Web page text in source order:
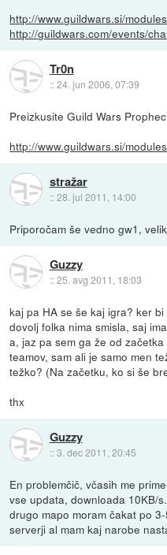
http://www.guildwars.si/
http://guildwars.com/events/
Tr0n
::24. jun 2006, 07:39
Preizkusite Guild Wars
http://www.guildwars.si/
stražar
::28. jul 2011, 14:00
Priporočam še vedno gw1,
Guzzy
::25. avg 2011, 18:03
kaj pa HA se še kaj igra? ker
dovolj folka nima smisla, saj
a, jaz pa sem ga že od
teamov, sam ali je samo men
težko? (Na začetku, ko si še
thx
Guzzy
::3. dec 2011, 20:45
En problemčič, včasih me
vse updata, downloada 10KB/
drugo mapo moram čakat po
serverji al mam kaj narobe